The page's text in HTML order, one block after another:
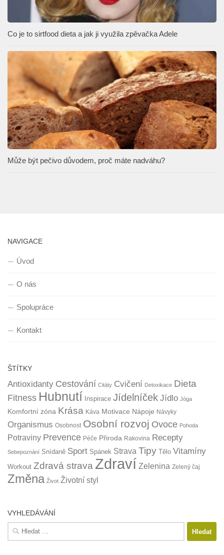
Co je to sirtfood dieta a jak ji využila zpěvačka Adele
Může být pečivo důvodem, proč máte nadváhu?
NAVIGACE
Úvod
O nás
Spolupráce
Kontakt
ŠTÍTKY
Antioxidanty Cestování Citáty Cvičení Detoxikace Dieta
Fitness Hubnutí Inspirace Jídelníček Jídlo Jóga
Komfortní zóna Krása Káva Motivace Nápoje Návyky
Organismus Osobnost Osobní rozvoj Ovoce Pohoda
Potraviny Prevence Péče Přiroda Rakovina Recepty
Sebepoznání Snídaně Sport Spánek Strava Tipy Tělo Vitamíny
Workout Zdravá strava Zdraví Zelenina Zelený čaj
Změna Život Životní styl
VYHLEDÁVÁNÍ
Vyhledávání